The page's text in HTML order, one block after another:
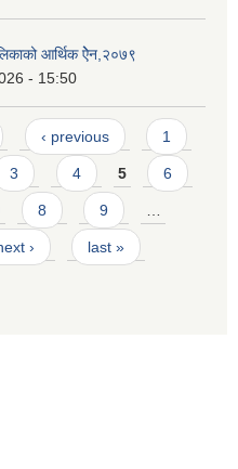
आर्थिक ऐेन,२०७९
- 15:50
‹ previous 1
3 4 5 6
8 9 …
› last »